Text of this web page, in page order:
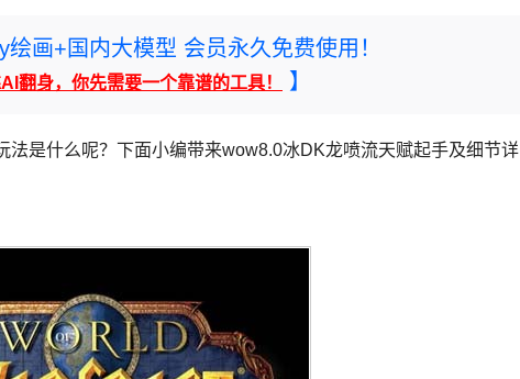
画+国内大模型 会员永久免费使用！
翻身，你先需要一个靠谱的工具！ 】
是什么呢？下面小编带来wow8.0冰DK龙喷流天赋起手及细节详